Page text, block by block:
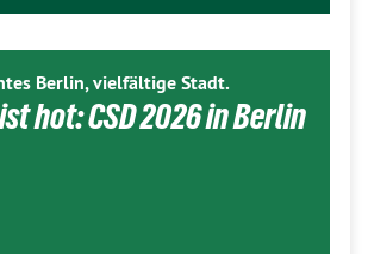
Berlin, vielfältige Stadt.
hot: CSD 2026 in Berlin